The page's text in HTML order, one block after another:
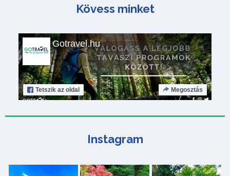
Kövess minket
Gotravel.hu
Tetszik az oldal Megosztás
Instagram